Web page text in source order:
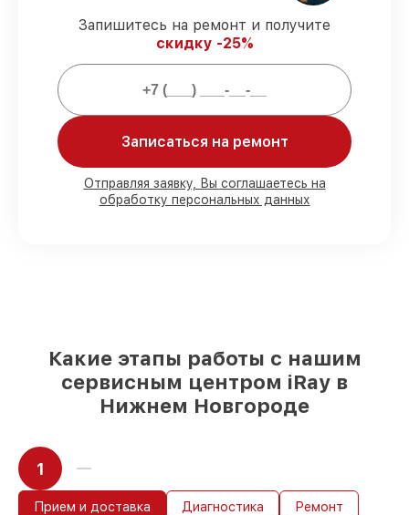
Гарантийное обслуживание–
обслуживаем тепловизоров всегда со
строгим соблюдением гарантийных
обязательств.
Мы гарантируем:
80%работ под контролем клиента
90%комплектующих для тепловизоров
Запишитесь на ремонт и получите
скидку -25%
Записаться на ремонт
Отправляя заявку, Вы соглашаетесь на
обработку персональных данных
Какие этапы работы с нашим
сервисным центром iRay в
Нижнем Новгороде
1
Прием и доставка Диагностика Ремонт